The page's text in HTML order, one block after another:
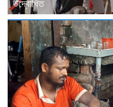
উদ্বোধিত